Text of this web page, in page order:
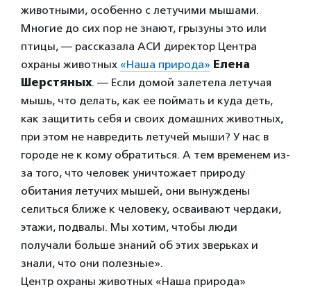
животными, особенно с летучими мышами.
Многие до сих пор не знают, грызуны это или
птицы, — рассказала АСИ директор Центра
охраны животных «Наша природа» Елена
Шерстяных. — Если домой залетела летучая
мышь, что делать, как ее поймать и куда деть,
как защитить себя и своих домашних животных,
при этом не навредить летучей мыши? У нас в
городе не к кому обратиться. А тем временем из-
за того, что человек уничтожает природу
обитания летучих мышей, они вынуждены
селиться ближе к человеку, осваивают чердаки,
этажи, подвалы. Мы хотим, чтобы люди
получали больше знаний об этих зверьках и
знали, что они полезные».
Центр охраны животных «Наша природа»